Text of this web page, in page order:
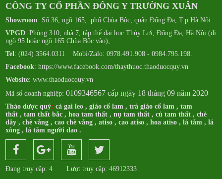
CÔNG TY CỔ PHẦN ĐÔNG Y TRƯỜNG XUÂN
Showroom: Số 36, ngõ 165, phố Chùa Bộc, quận Đống Đa, T.p Hà Nội
VPGD: Phòng 310, nhà 7, tập thể đại học Thủy Lợi, Đống Đa, Hà Nội (đi
ngõ 95 hoặc ngõ 165 Chùa Bộc vào);
Tel: (024) 3564.0311 Mobi/Zalo: 0978.491.908 - 0984.795.198.
Facebook:https://www.facebook.com/thaythuoc.thaoduocquy.vn
Website: www.thaoduocquy.vn
Mã số doanh nghiệp:0109346567 cấp ngày 18 tháng 09 năm 2020
Thảo dược quý:cà gai leo ,giảo cổ lam ,trà giảo cổ lam ,tam
thất ,tam thất bắc ,hoa tam thất ,nụ tam thất ,củ tam thất ,chè
dây ,chè vằng ,cao chè vằng ,atiso ,cao atiso ,hoa atiso ,lá tắm ,lá
xông ,lá tắm người dao .
Đang truy cập: 4 Lượt truy cập: 46912333